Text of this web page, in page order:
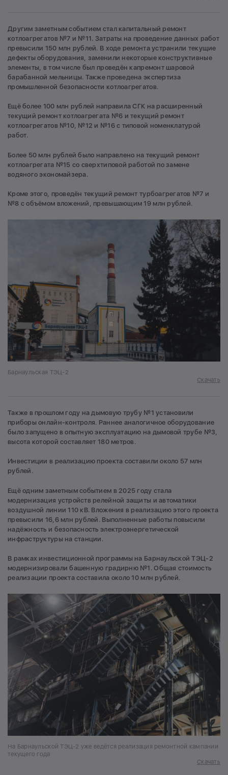
Другим заметным событием стал капитальный ремонт
котлоагрегатов №7 и №11. Затраты на проведение данных работ
превысили 150 млн рублей. В ходе ремонта устранили текущие
дефекты оборудования, заменили некоторые конструктивные
элементы, в том числе был проведён капремонт шаровой
барабанной мельницы. Также проведена экспертиза
промышленной безопасности котлоагрегатов.
Ещё более 100 млн рублей направила СГК на расширенный
текущий ремонт котлоагрегата №6 и текущий ремонт
котлоагрегатов №10, №12 и №16 с типовой номенклатурой
работ.
Более 50 млн рублей было направлено на текущий ремонт
котлоагрегата №15 со сверхтиповой работой по замене
водяного экономайзера.
Кроме этого, проведён текущий ремонт турбоагрегатов №7 и
№8 с объёмом вложений, превышающим 19 млн рублей.
Барнаульская ТЭЦ-2
Скачать
Также в прошлом году на дымовую трубу №1 установили
приборы онлайн-контроля. Раннее аналогичное оборудование
было запущено в опытную эксплуатацию на дымовой трубе №3,
высота которой составляет 180 метров.
Инвестиции в реализацию проекта составили около 57 млн
рублей.
Ещё одним заметным событием в 2025 году стала
модернизация устройств релейной защиты и автоматики
воздушной линии 110 кВ. Вложения в реализацию этого проекта
превысили 16,6 млн рублей. Выполненные работы повысили
надёжность и безопасность электроэнергетической
инфраструктуры на станции.
В рамках инвестиционной программы на Барнаульской ТЭЦ-2
модернизировали башенную градирню №1. Общая стоимость
реализации проекта составила около 10 млн рублей.
На Барнаульской ТЭЦ-2 уже ведётся реализация ремонтной кампании
текущего года
Скачать